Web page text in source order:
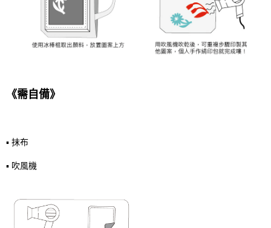
《需自備》
▪️ 抹布
▪️ 吹風機